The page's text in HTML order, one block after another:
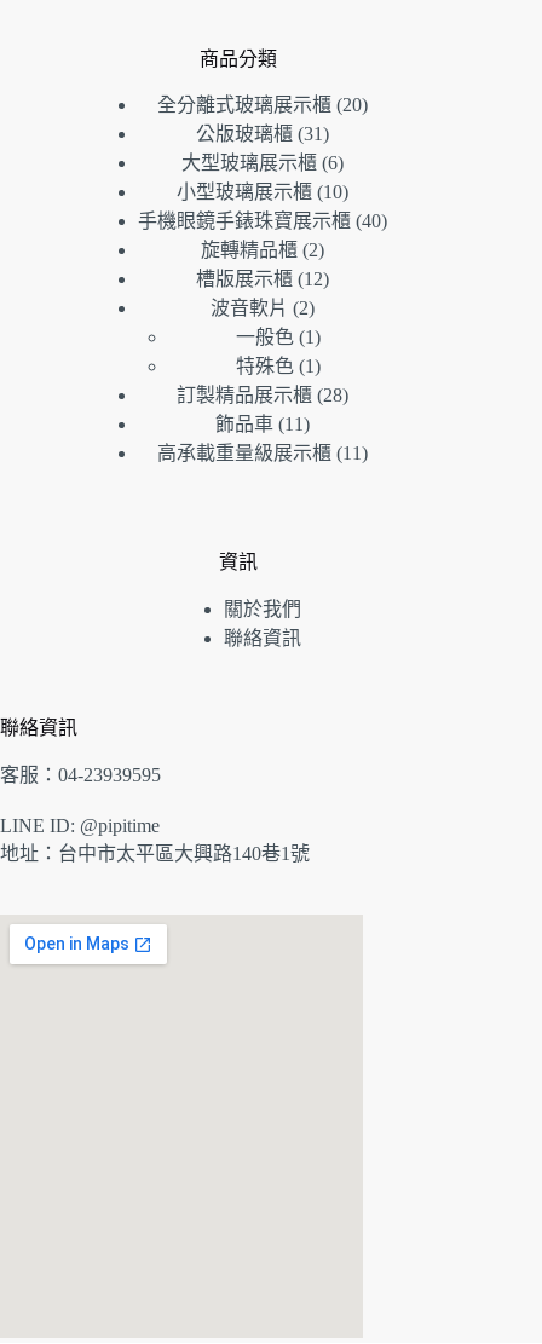
商品分類
全分離式玻璃展示櫃 2020
公版玻璃櫃 3131
個
產
品
大型玻璃展示櫃 66
個
產
小型玻璃展示櫃 1010
個
手機眼鏡手錶珠寶展示櫃 4040
旋轉精品櫃 22
個
品
槽版展示櫃 1212
波音軟片 22
個
產
品
一般色 11
個
產
特殊色 11
個
品
訂製精品展示櫃 2828
產
飾品車 1111
個
高承載重量級展示櫃 1111
資訊
關於我們
聯絡資訊
聯絡資訊
客服：04-23939595
LINE ID: @pipitime
地址： 台中市太平區大興路140巷1號